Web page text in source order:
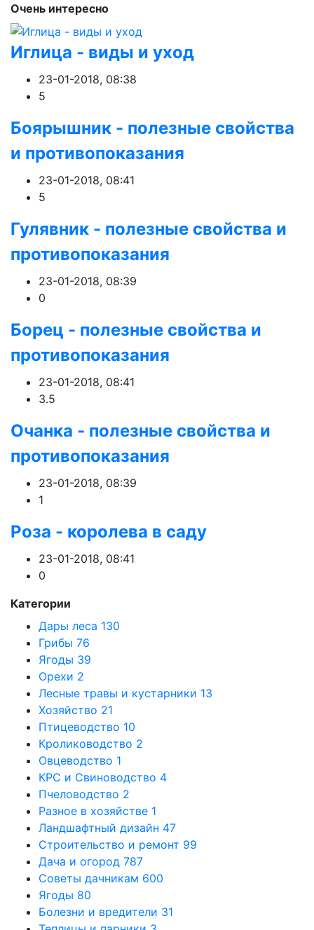
Очень интересно
Иглица - виды и уход
23-01-2018, 08:38
5
Боярышник - полезные свойства
и противопоказания
23-01-2018, 08:41
5
Гулявник - полезные свойства и
противопоказания
23-01-2018, 08:39
0
Борец - полезные свойства и
противопоказания
23-01-2018, 08:41
3.5
Очанка - полезные свойства и
противопоказания
23-01-2018, 08:39
1
Роза - королева в саду
23-01-2018, 08:41
0
Категории
Дары леса 130
Грибы 76
Ягоды 39
Орехи 2
Лесные травы и кустарники 13
Хозяйство 21
Птицеводство 10
Кролиководство 2
Овцеводство 1
КРС и Свиноводство 4
Пчеловодство 2
Разное в хозяйстве 1
Ландшафтный дизайн 47
Строительство и ремонт 99
Дача и огород 787
Советы дачникам 600
Ягоды 80
Болезни и вредители 31